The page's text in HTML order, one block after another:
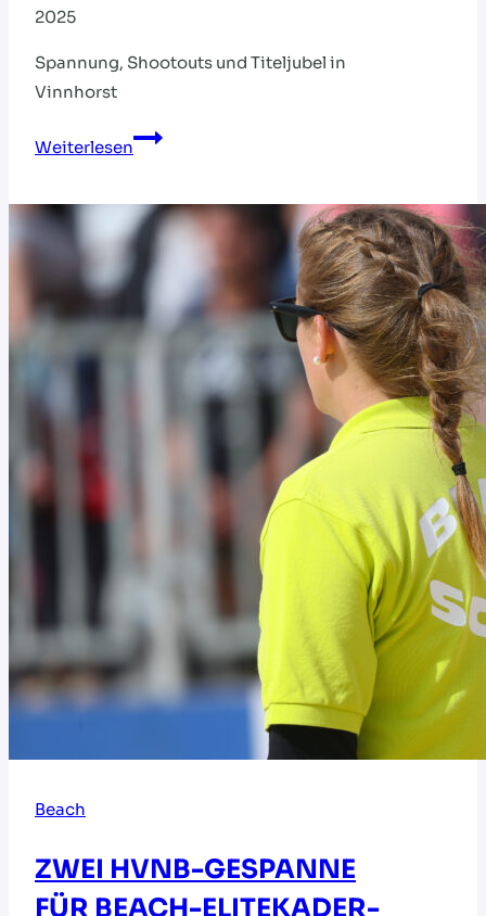
2025
Spannung, Shootouts und Titeljubel in
Vinnhorst
Weiterlesen
Vier
aus
verschiedenen
Vereinen
Beach
ZWEI HVNB-GESPANNE
FÜR BEACH-ELITEKADER-